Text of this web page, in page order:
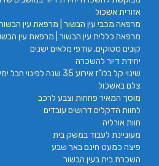
אזורית אשכול
מרפאה מכבי עין הבשור | מרפאת עין
מרפאה כללית עין הבשור | מרפאת עין
קונים סטוקים, עודפי מלאים ישנים
יחידת דיור להשכרה
שינוי קל בלו"ז אירוע 35 שנה לפינוי חבל ימית וסיני
צלם באשכול
מוסך המאיר פחחות וצבע לרכב
לחוות הדקלים דרושים עובדים
חוות אורליה
מעוניינת לעבוד במשק בית
פיצה כמעט חינם באר שבע
השכרת בית בעין הבשור